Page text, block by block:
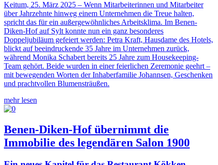
Keitum, 25. März 2025 – Wenn Mitarbeiterinnen und Mitarbeiter
über Jahrzehnte hinweg einem Unternehmen die Treue halten,
spricht das für ein außergewöhnliches Arbeitsklima. Im Benen-
Diken-Hof auf Sylt konnte nun ein ganz besonderes
Doppeljubiläum gefeiert werden: Petra Kraft, Hausdame des Hotels,
blickt auf beeindruckende 35 Jahre im Unternehmen zurück,
während Monika Schabert bereits 25 Jahre zum Housekeeping-
Team gehört. Beide wurden in einer feierlichen Zeremonie geehrt –
mit bewegenden Worten der Inhaberfamilie Johannsen, Geschenken
und prachtvollen Blumensträußen.
mehr lesen
Benen-Diken-Hof übernimmt die
Immobilie des legendären Salon 1900